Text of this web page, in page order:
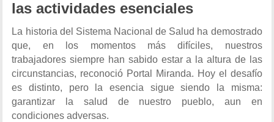
las actividades esenciales
La historia del Sistema Nacional de Salud ha demostrado
que, en los momentos más difíciles, nuestros
trabajadores siempre han sabido estar a la altura de las
circunstancias, reconoció Portal Miranda. Hoy el desafío
es distinto, pero la esencia sigue siendo la misma:
garantizar la salud de nuestro pueblo, aun en
condiciones adversas.